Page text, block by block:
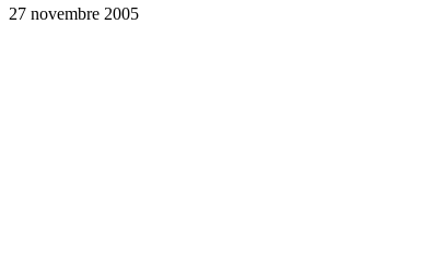
27 novembre 2005